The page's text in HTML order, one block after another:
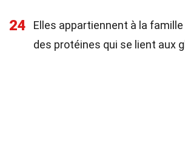
24
Elles appartiennent à la
des protéines qui se lient aux